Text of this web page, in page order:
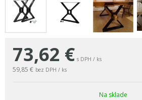
73,62 € s DPH / ks
59,85 € bez DPH / ks
Na sklade